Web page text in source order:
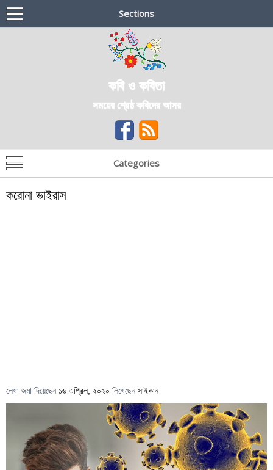
Sections
কবি ও কবিতা
সময়ের শ্রেষ্ঠ কবিদের আসর
Categories
করোনা ভাইরাস
লেখা জমা দিয়েছেন ১৬ এপ্রিল, ২০২০ লিখেছেন সাইকান